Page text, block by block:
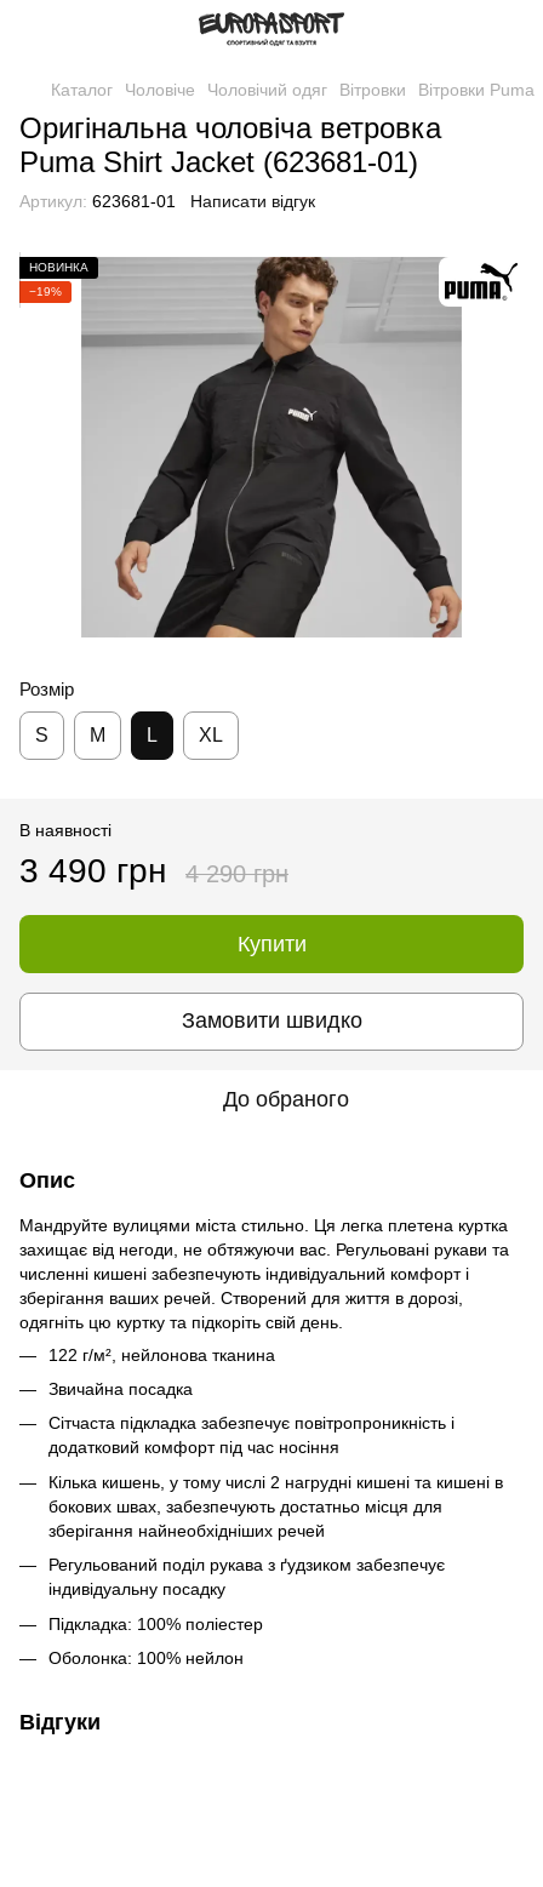
Каталог Чоловіче Чоловічий одяг Вітровки Вітровки Puma
Оригінальна чоловіча ветровка
Puma Shirt Jacket (623681-01)
Артикул: 623681-01 Написати відгук
НОВИНКА
−19%
Розмір
S M L XL
В наявності
3 490 грн 4 290 грн
Купити
Замовити швидко
До обраного
Опис
Мандруйте вулицями міста стильно. Ця легка плетена куртка
захищає від негоди, не обтяжуючи вас. Регульовані рукави та
численні кишені забезпечують індивідуальний комфорт і
зберігання ваших речей. Створений для життя в дорозі,
одягніть цю куртку та підкоріть свій день.
122 г/м², нейлонова тканина
Звичайна посадка
Сітчаста підкладка забезпечує повітропроникність і
додатковий комфорт під час носіння
Кілька кишень, у тому числі 2 нагрудні кишені та кишені в
бокових швах, забезпечують достатньо місця для
зберігання найнеобхідніших речей
Регульований поділ рукава з ґудзиком забезпечує
індивідуальну посадку
Підкладка: 100% поліестер
Оболонка: 100% нейлон
Відгуки